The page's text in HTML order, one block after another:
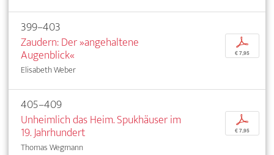
399–403
Zaudern: Der »angehaltene
Augenblick«
Elisabeth Weber
p
€ 7,95
405–409
Unheimlich das Heim. Spukhäuser im
19. Jahrhundert
Thomas Wegmann
p
€ 7,95